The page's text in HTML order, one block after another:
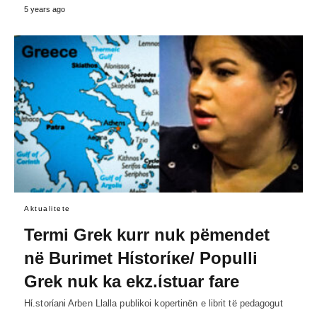
5 years ago
Aktualitete
Termi Grek kurr nuk pëmendet
në Burimet Hίstorίκe/ Populli
Grek nuk ka ekz.ίstuar fare
Hί.storίani Arben Llalla publikoi kopertinën e librit të pedagogut